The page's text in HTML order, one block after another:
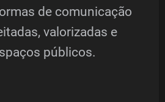
de comunicação
valorizadas e
públicos.